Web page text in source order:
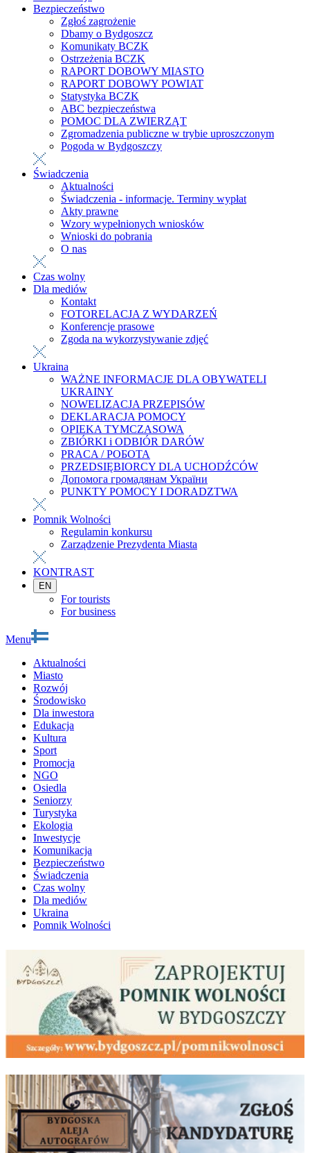
Bezpieczeństwo
Zgłoś zagrożenie
Dbamy o Bydgoszcz
Komunikaty BCZK
Ostrzeżenia BCZK
RAPORT DOBOWY MIASTO
RAPORT DOBOWY POWIAT
Statystyka BCZK
ABC bezpieczeństwa
POMOC DLA ZWIERZĄT
Zgromadzenia publiczne w trybie uproszczonym
Pogoda w Bydgoszczy
Świadczenia
Aktualności
Świadczenia - informacje. Terminy wypłat
Akty prawne
Wzory wypełnionych wniosków
Wnioski do pobrania
O nas
Czas wolny
Dla mediów
Kontakt
FOTORELACJA Z WYDARZEŃ
Konferencje prasowe
Zgoda na wykorzystywanie zdjęć
Ukraina
WAŻNE INFORMACJE DLA OBYWATELI
UKRAINY
NOWELIZACJA PRZEPISÓW
DEKLARACJA POMOCY
OPIEKA TYMCZASOWA
ZBIÓRKI i ODBIÓR DARÓW
PRACA / РОБОТА
PRZEDSIĘBIORCY DLA UCHODŹCÓW
Допомога громадянам України
PUNKTY POMOCY I DORADZTWA
Pomnik Wolności
Regulamin konkursu
Zarządzenie Prezydenta Miasta
KONTRAST
EN
For tourists
For business
Menu
Aktualności
Miasto
Rozwój
Środowisko
Dla inwestora
Edukacja
Kultura
Sport
Promocja
NGO
Osiedla
Seniorzy
Turystyka
Ekologia
Inwestycje
Komunikacja
Bezpieczeństwo
Świadczenia
Czas wolny
Dla mediów
Ukraina
Pomnik Wolności